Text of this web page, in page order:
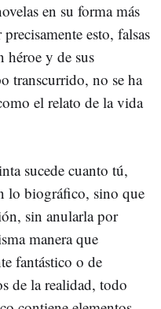
en su forma más
esto, falsas
héroe y de sus
transcurrido, no se ha
el relato de la vida
sucede cuanto tú,
lo biográfico, sino que
sin anularla por
manera que
fantástico o de
de la realidad, todo